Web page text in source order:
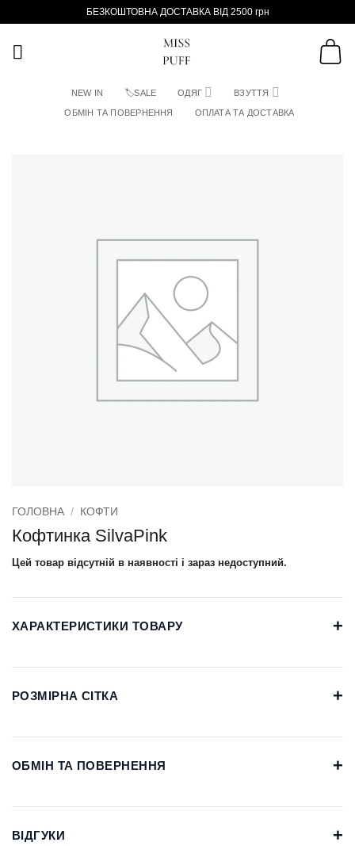
БЕЗКОШТОВНА ДОСТАВКА ВІД 2500 грн
NEW IN 🏷SALE ОДЯГ ВЗУТТЯ
ОБМІН ТА ПОВЕРНЕННЯ ОПЛАТА ТА ДОСТАВКА
ГОЛОВНА / КОФТИ
Кофтинка SilvaPink
Цей товар відсутній в наявності і зараз недоступний.
ХАРАКТЕРИСТИКИ ТОВАРУ +
РОЗМІРНА СІТКА +
ОБМІН ТА ПОВЕРНЕННЯ +
ВІДГУКИ +